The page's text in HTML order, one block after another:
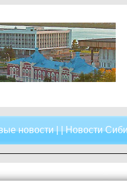
новости| |Новости